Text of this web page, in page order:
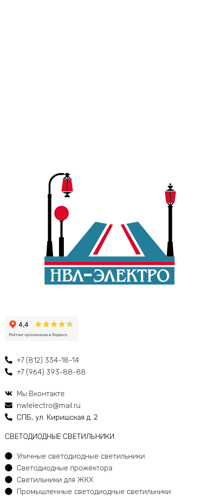
+7 (812) 334-18-14
+7 (964) 393-88-88
Мы Вконтакте
nwlelectro@mail.ru
СПБ, ул. Киришская д. 2
CВЕТОДИОДНЫЕ СВЕТИЛЬНИКИ
Уличные светодиодные светильники
Светодиодные прожектора
Светильники для ЖКХ
Промышленные светодиодные светильники